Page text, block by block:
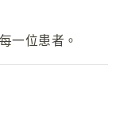
一位患者。